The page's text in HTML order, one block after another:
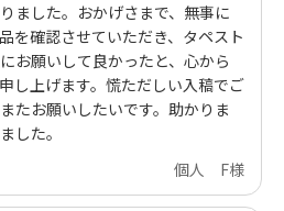
ました。おかげさまで、無事に
を確認させていただき、タペスト
お願いして良かったと、心から
し上げます。慌ただしい入稿でご
たお願いしたいです。助かりま
した。
個人 F様